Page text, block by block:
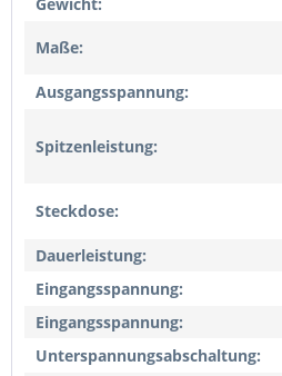
Maße:
Ausgangsspannung:
Spitzenleistung:
Steckdose:
Dauerleistung:
Eingangsspannung:
Eingangsspannung:
Unterspannungsabschaltung: